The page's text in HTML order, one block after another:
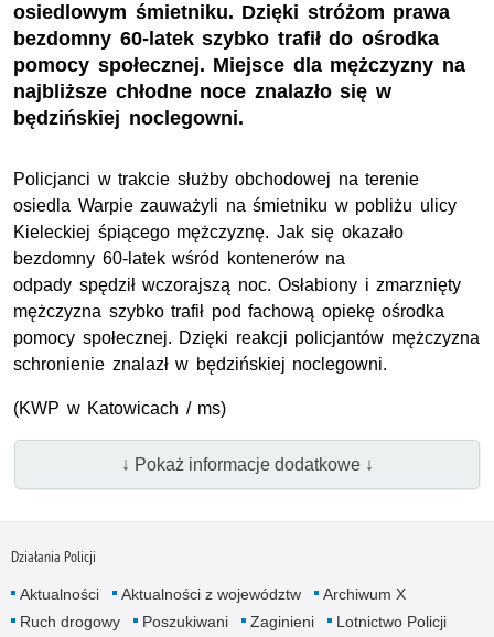
osiedlowym śmietniku. Dzięki stróżom prawa
bezdomny 60-latek szybko trafił do ośrodka
pomocy społecznej. Miejsce dla mężczyzny na
najbliższe chłodne noce znalazło się w
będzińskiej noclegowni.
Policjanci w trakcie służby obchodowej na terenie
osiedla Warpie zauważyli na śmietniku w pobliżu ulicy
Kieleckiej śpiącego mężczyznę. Jak się okazało
bezdomny 60-latek wśród kontenerów na
odpady spędził wczorajszą noc. Osłabiony i zmarznięty
mężczyzna szybko trafił pod fachową opiekę ośrodka
pomocy społecznej. Dzięki reakcji policjantów mężczyzna
schronienie znalazł w będzińskiej noclegowni.
(KWP w Katowicach / ms)
↓ Pokaż informacje dodatkowe ↓
Działania Policji
Aktualności Aktualności z województw
Archiwum X
Ruch drogowy
Poszukiwani Zaginieni
Lotnictwo Policji